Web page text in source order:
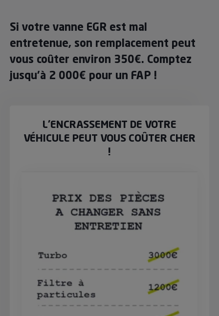
Si votre vanne EGR est mal
entretenue, son remplacement peut
vous coûter environ 350€. Comptez
jusqu'à 2 000€ pour un FAP !
L’ENCRASSEMENT DE VOTRE
VÉHICULE PEUT VOUS COÛTER CHER
!